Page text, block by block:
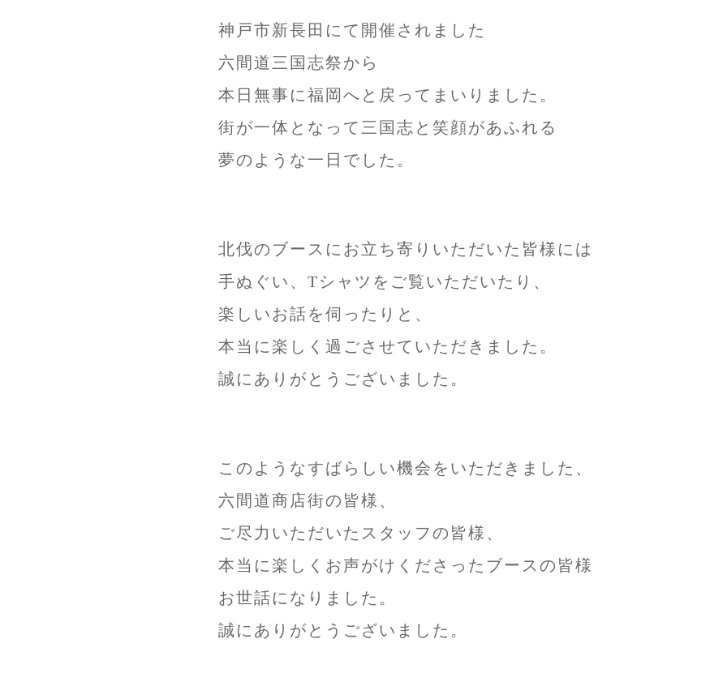
神戸市新長田にて開催されました
六間道三国志祭から
本日無事に福岡へと戻ってまいりました。
街が一体となって三国志と笑顔があふれる
夢のような一日でした。
北伐のブースにお立ち寄りいただいた皆様には
手ぬぐい、Tシャツをご覧いただいたり、
楽しいお話を伺ったりと、
本当に楽しく過ごさせていただきました。
誠にありがとうございました。
このようなすばらしい機会をいただきました、
六間道商店街の皆様、
ご尽力いただいたスタッフの皆様、
本当に楽しくお声がけくださったブースの皆様
お世話になりました。
誠にありがとうございました。